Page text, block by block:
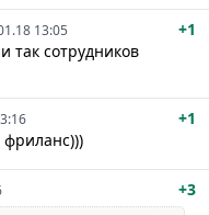
13:05
+1
так сотрудников
+1
фриланс)))
+3